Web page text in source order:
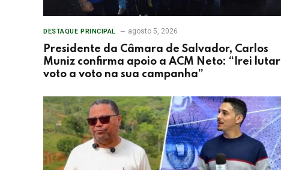
DESTAQUE PRINCIPAL agosto 5, 2026
Presidente da Câmara de Salvador, Carlos
Muniz confirma apoio a ACM Neto: “Irei lutar
voto a voto na sua campanha”